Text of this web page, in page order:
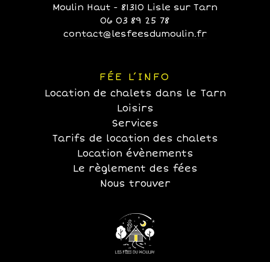
Moulin Haut - 81310 Lisle sur Tarn
06 03 89 25 78
contact@lesfeesdumoulin.fr
FÉE L’INFO
Location de chalets dans le Tarn
Loisirs
Services
Tarifs de location des chalets
Location évènements
Le règlement des fées
Nous trouver